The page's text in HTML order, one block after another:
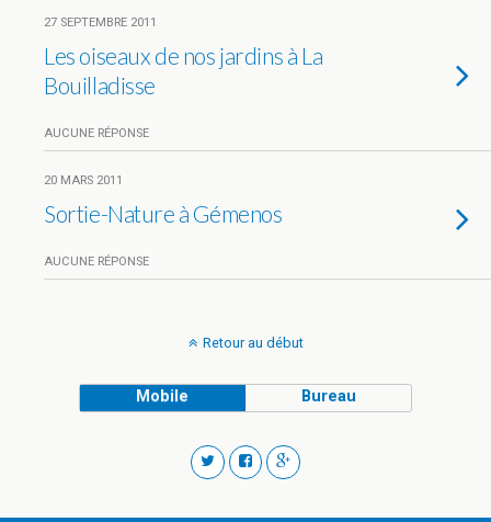
27 SEPTEMBRE 2011
Les oiseaux de nos jardins à La
Bouilladisse
AUCUNE RÉPONSE
20 MARS 2011
Sortie-Nature à Gémenos
AUCUNE RÉPONSE
Retour au début
Mobile Bureau